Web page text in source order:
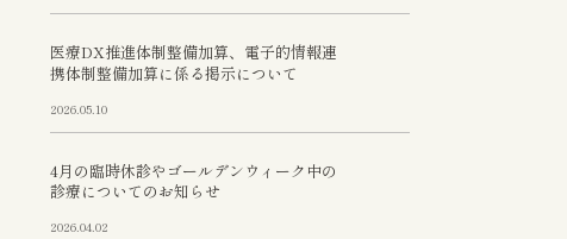
医療DX推進体制整備加算、電子的情報連
携体制整備加算に係る掲示について
2026.05.10
4月の臨時休診やゴールデンウィーク中の
診療についてのお知らせ
2026.04.02